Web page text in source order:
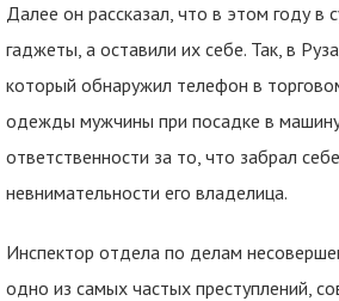
Далее он рассказал, что в этом году в
гаджеты, а оставили их себе. Так, в
который обнаружил телефон в
одежды мужчины при посадке в
ответственности за то, что забрал
невнимательности его владелица.
Инспектор отдела по делам
одно из самых частых преступлений,